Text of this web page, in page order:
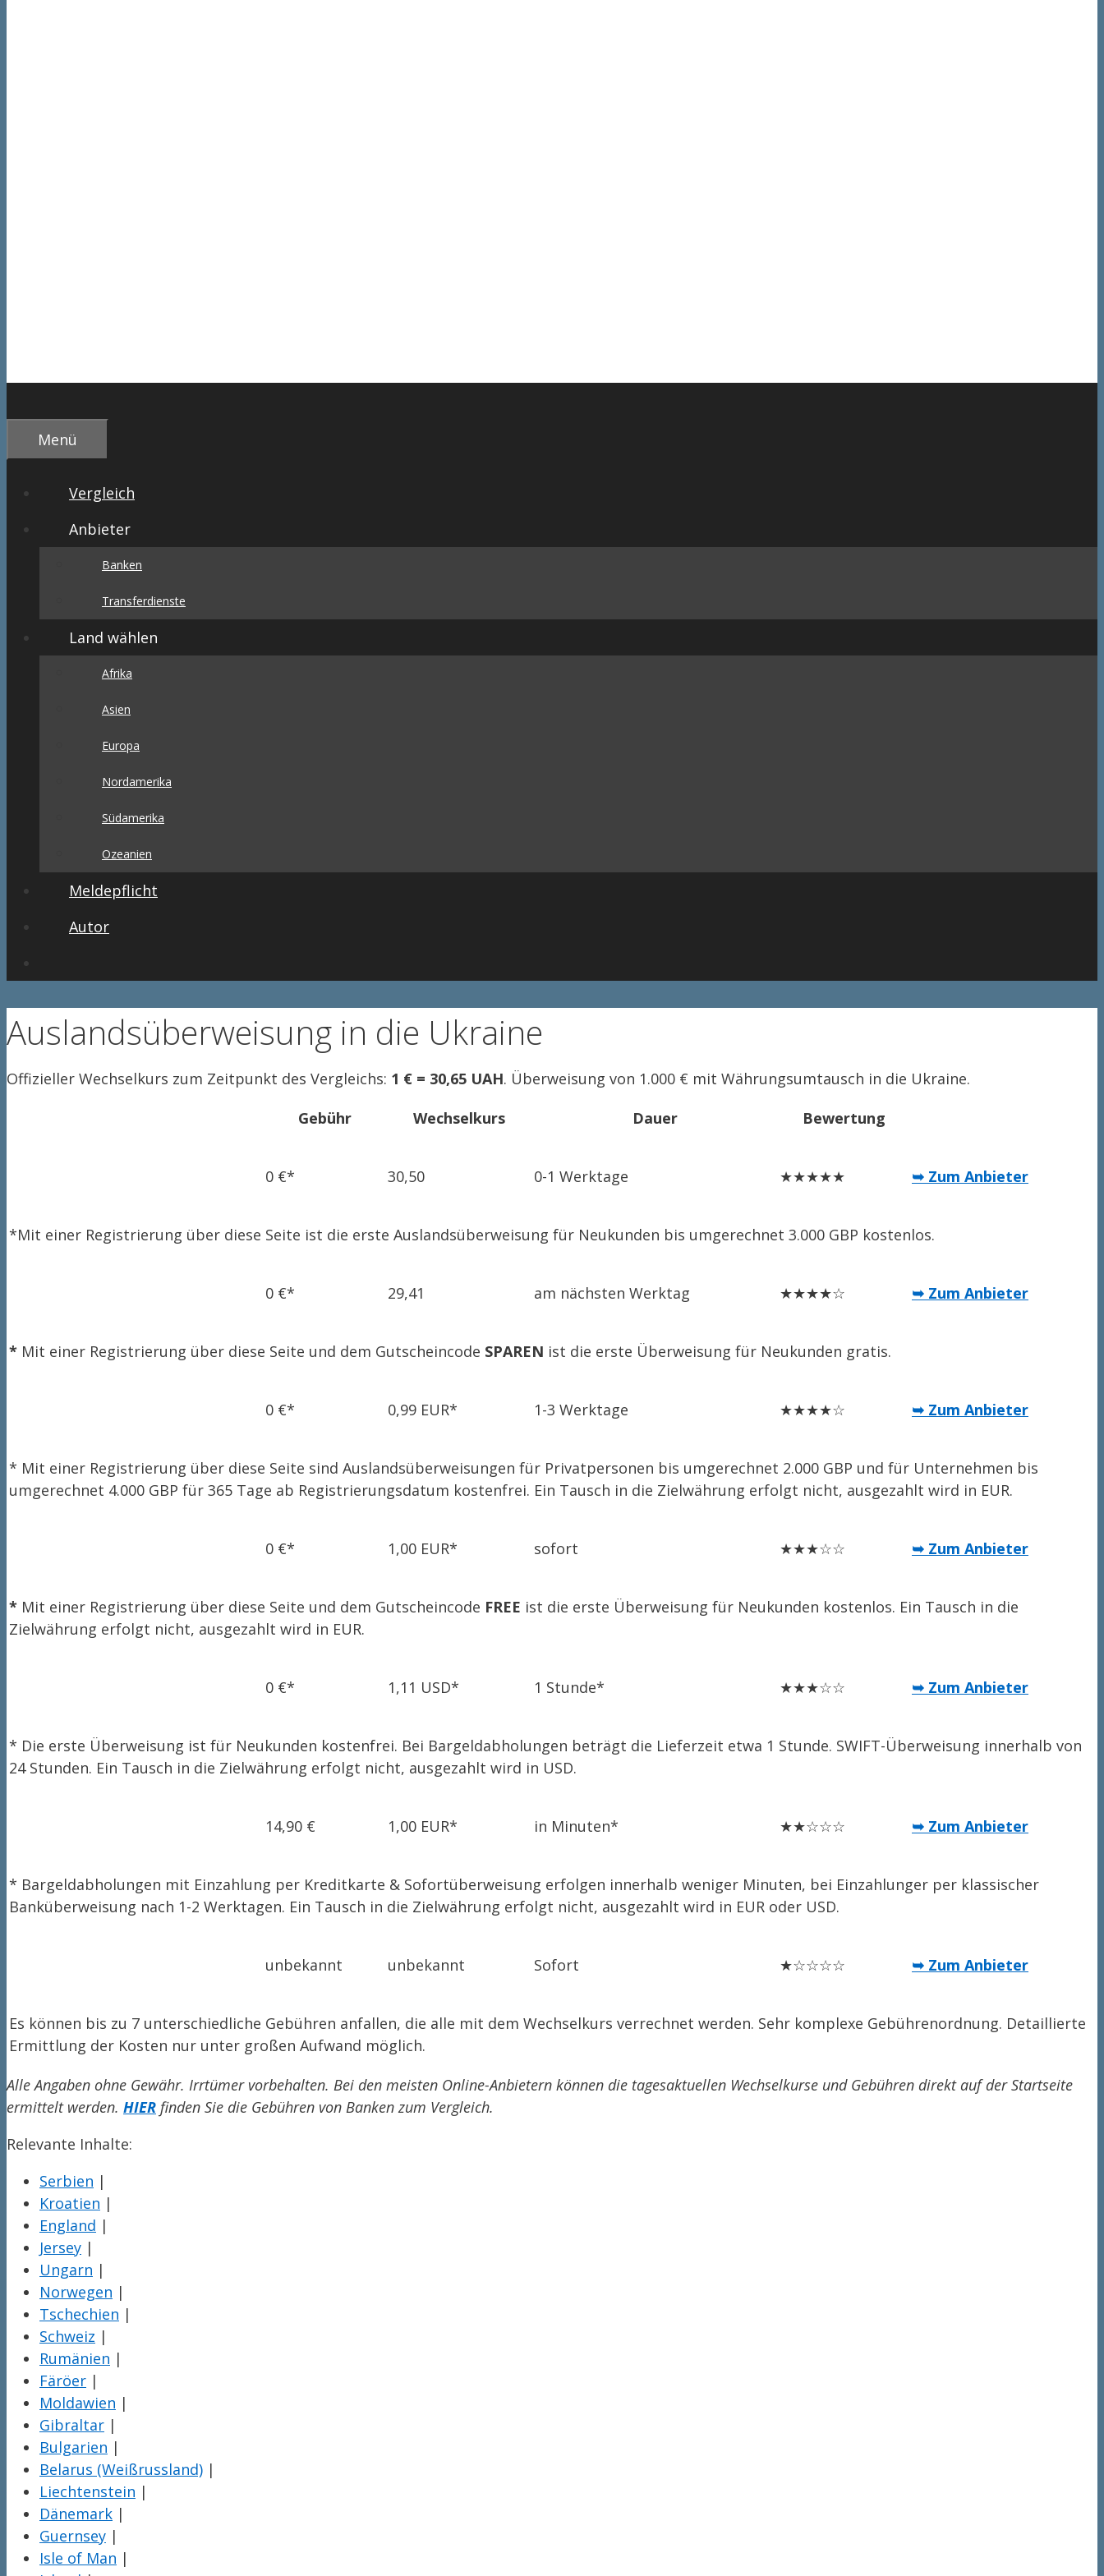
Menü
Vergleich
Anbieter
Banken
Transferdienste
Land wählen
Afrika
Asien
Europa
Nordamerika
Südamerika
Ozeanien
Meldepflicht
Autor
Auslandsüberweisung in die Ukraine
Offizieller Wechselkurs zum Zeitpunkt des Vergleichs: 1 € = 30,65 UAH. Überweisung von 1.000 € mit Währungsumtausch in die Ukraine.
Gebühr
Wechselkurs Dauer Bewertung
0 €* 30,50 0-1 Werktage ★★★★★ ➥ Zum Anbieter
*Mit einer Registrierung über diese Seite ist die erste Auslandsüberweisung für Neukunden bis umgerechnet 3.000 GBP kostenlos.
0 €* 29,41 am nächsten Werktag ★★★★☆ ➥ Zum Anbieter
* Mit einer Registrierung über diese Seite und dem Gutscheincode SPAREN ist die erste Überweisung für Neukunden gratis.
0 €* 0,99 EUR* 1-3 Werktage ★★★★☆ ➥ Zum Anbieter
* Mit einer Registrierung über diese Seite sind Auslandsüberweisungen für Privatpersonen bis umgerechnet 2.000 GBP und für Unternehmen bis
umgerechnet 4.000 GBP für 365 Tage ab Registrierungsdatum kostenfrei. Ein Tausch in die Zielwährung erfolgt nicht, ausgezahlt wird in EUR.
0 €* 1,00 EUR* sofort ★★★☆☆ ➥ Zum Anbieter
* Mit einer Registrierung über diese Seite und dem Gutscheincode FREE ist die erste Überweisung für Neukunden kostenlos. Ein Tausch in die
Zielwährung erfolgt nicht, ausgezahlt wird in EUR.
0 €* 1,11 USD* 1 Stunde* ★★★☆☆ ➥ Zum Anbieter
* Die erste Überweisung ist für Neukunden kostenfrei. Bei Bargeldabholungen beträgt die Lieferzeit etwa 1 Stunde. SWIFT-Überweisung innerhalb von
24 Stunden. Ein Tausch in die Zielwährung erfolgt nicht, ausgezahlt wird in USD.
14,90 € 1,00 EUR* in Minuten* ★★☆☆☆ ➥ Zum Anbieter
* Bargeldabholungen mit Einzahlung per Kreditkarte & Sofortüberweisung erfolgen innerhalb weniger Minuten, bei Einzahlunger per klassischer
Banküberweisung nach 1-2 Werktagen. Ein Tausch in die Zielwährung erfolgt nicht, ausgezahlt wird in EUR oder USD.
unbekannt unbekannt Sofort ★☆☆☆☆ ➥ Zum Anbieter
Es können bis zu 7 unterschiedliche Gebühren anfallen, die alle mit dem Wechselkurs verrechnet werden. Sehr komplexe Gebührenordnung. Detaillierte
Ermittlung der Kosten nur unter großen Aufwand möglich.
Alle Angaben ohne Gewähr. Irrtümer vorbehalten. Bei den meisten Online-Anbietern können die tagesaktuellen Wechselkurse und Gebühren direkt auf der Startseite
ermittelt werden. HIER finden Sie die Gebühren von Banken zum Vergleich.
Relevante Inhalte:
Serbien |
Kroatien |
England |
Jersey |
Ungarn |
Norwegen |
Tschechien |
Schweiz |
Rumänien |
Färöer |
Moldawien |
Gibraltar |
Bulgarien |
Belarus (Weißrussland) |
Liechtenstein |
Dänemark |
Guernsey |
Isle of Man |